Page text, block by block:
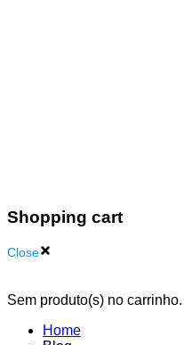
Shopping cart
Close
Sem produto(s) no carrinho.
Home